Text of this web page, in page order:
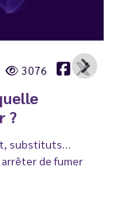
3076
?
substituts…
de fumer